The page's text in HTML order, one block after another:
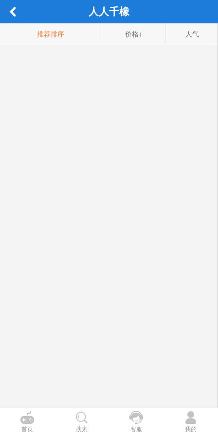
人人千橡
推荐排序 价格↓ 人气
首页 搜索 客服 我的